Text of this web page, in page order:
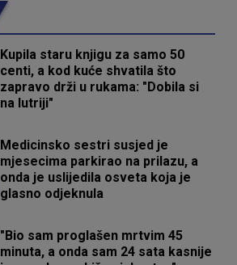
Kupila staru knjigu za samo 50
centi, a kod kuće shvatila što
zapravo drži u rukama: "Dobila si
na lutriji"
Medicinsko sestri susjed je
mjesecima parkirao na prilazu, a
onda je uslijedila osveta koja je
glasno odjeknula
"Bio sam proglašen mrtvim 45
minuta, a onda sam 24 sata kasnije